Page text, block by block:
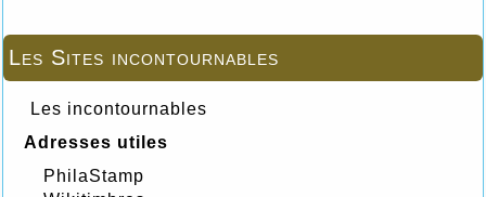
Les Sites incontournables
Les incontournables
Adresses utiles
PhilaStamp